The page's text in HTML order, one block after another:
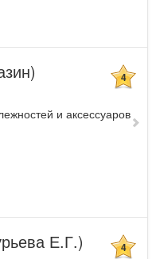
4
и аксессуаров
Е.Г.) 4